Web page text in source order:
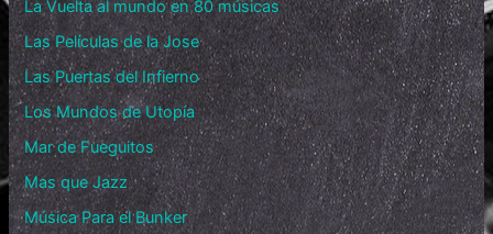
La Vuelta al mundo en 80 músicas
Las Películas de la Jose
Las Puertas del Infierno
Los Mundos de Utopía
Mar de Fueguitos
Mas que Jazz
Música Para el Bunker